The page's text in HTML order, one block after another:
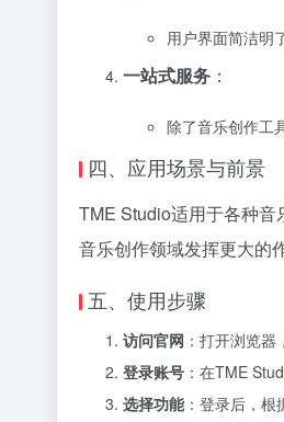
用户界面简洁明
一站式服务 ：
除了音乐创作工
四、应用场景与前景
TME Studio适用于各种
音乐创作领域发挥更大的
五、使用步骤
访问官网 ：打开浏览器
登录账号 ：在TME
选择功能：登录后，根